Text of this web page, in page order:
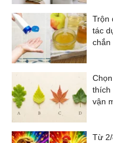
Trộn
tác
chắn
thích
vận
Từ